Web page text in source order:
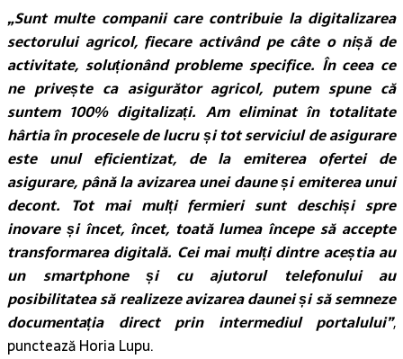
„Sunt multe companii care contribuie la digitalizarea
sectorului agricol, fiecare activând pe câte o nișă de
activitate, soluționând probleme specifice. În ceea ce
ne privește ca asigurător agricol, putem spune că
suntem 100% digitalizați. Am eliminat în totalitate
hârtia în procesele de lucru și tot serviciul de asigurare
este unul eficientizat, de la emiterea ofertei de
asigurare, până la avizarea unei daune și emiterea unui
decont. Tot mai mulți fermieri sunt deschiși spre
inovare și încet, încet, toată lumea începe să accepte
transformarea digitală. Cei mai mulți dintre aceștia au
un smartphone și cu ajutorul telefonului au
posibilitatea să realizeze avizarea daunei și să semneze
documentația direct prin intermediul portalului”,
punctează Horia Lupu.